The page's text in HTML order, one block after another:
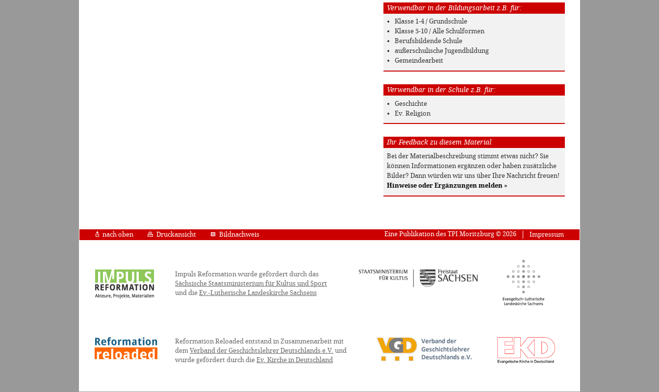
Verwendbar in der Bildungsarbeit z.B. für:
Klasse 1-4 / Grundschule
Klasse 5-10 / Alle Schulformen
Berufsbildende Schule
außerschulische Jugendbildung
Gemeindearbeit
Verwendbar in der Schule z.B. für:
Geschichte
Ev. Religion
Ihr Feedback zu diesem Material
Bei der Materialbeschreibung stimmt etwas nicht? Sie
können Informationen ergänzen oder haben zusätzliche
Bilder? Dann würden wir uns über Ihre Nachricht freuen!
Hinweise oder Ergänzungen melden »
Impressum
Eine Publikation des TPI Moritzburg © 2026
nach oben Druckansicht Bildnachweis
Impuls Reformation wurde gefördert durch das
Sächsische Staatsministerium für Kultus und Sport
und die Ev.-Lutherische Landeskirche Sachsens
Reformation Reloaded entstand in Zusammenarbeit mit
dem Verband der Geschichtslehrer Deutschlands e.V. und
wurde gefördert durch die Ev. Kirche in Deutschland